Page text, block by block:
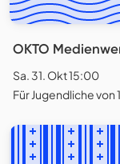
OKTO
Sa. 31. Okt 15:00
Für Jugendliche von